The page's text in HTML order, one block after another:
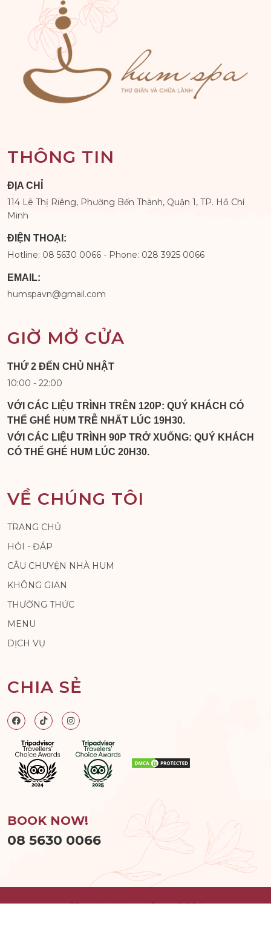
THÔNG TIN
ĐỊA CHỈ
114 Lê Thị Riêng, Phường Bến Thành, Quận 1, TP. Hồ Chí
Minh
ĐIỆN THOẠI:
Hotline: 08 5630 0066 - Phone: 028 3925 0066
EMAIL:
humspavn@gmail.com
GIỜ MỞ CỬA
THỨ 2 ĐẾN CHỦ NHẬT
10:00 - 22:00
VỚI CÁC LIỆU TRÌNH TRÊN 120P: QUÝ KHÁCH CÓ
THỂ GHÉ HUM TRỄ NHẤT LÚC 19H30.
VỚI CÁC LIỆU TRÌNH 90P TRỞ XUỐNG: QUÝ KHÁCH
CÓ THỂ GHÉ HUM LÚC 20H30.
VỀ CHÚNG TÔI
TRANG CHỦ
HỎI - ĐÁP
CÂU CHUYỆN NHÀ HUM
KHÔNG GIAN
THƯỜNG THỨC
MENU
DỊCH VỤ
CHIA SẺ
BOOK NOW!
08 5630 0066